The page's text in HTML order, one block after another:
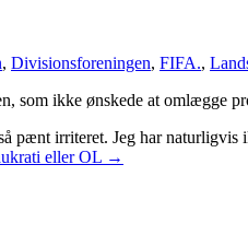
, Divisionsforeningen, FIFA.,
som ikke ønskede at omlægge
pænt irriteret. Jeg har
eller OL →